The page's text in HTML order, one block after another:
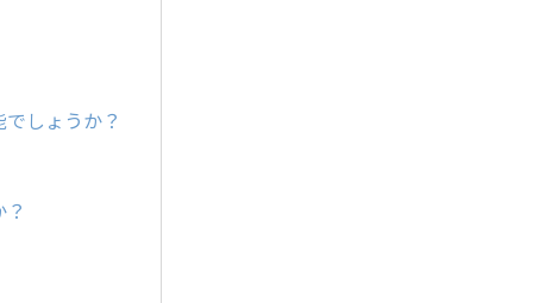
しょうか？